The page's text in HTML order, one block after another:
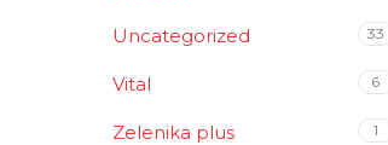
Uncategorized 33
Vital 6
Zelenika plus 1